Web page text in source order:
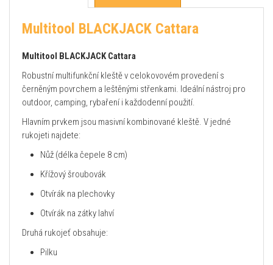
Multitool BLACKJACK Cattara
Multitool BLACKJACK Cattara
Robustní multifunkční kleště v celokovovém provedení s
černěným povrchem a leštěnými střenkami. Ideální nástroj pro
outdoor, camping, rybaření i každodenní použití.
Hlavním prvkem jsou masivní kombinované kleště. V jedné
rukojeti najdete:
Nůž (délka čepele 8 cm)
Křížový šroubovák
Otvírák na plechovky
Otvírák na zátky lahví
Druhá rukojeť obsahuje:
Pilku